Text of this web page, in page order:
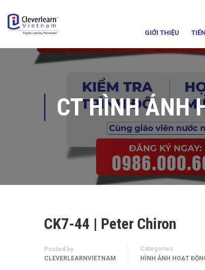
GIỚI THIỆU
CT HÌNH ẢNH
CK7-44 | Peter Chiron
Posted by
CLEVERLEARNVIETNAM
Categories
HÌNH ẢNH HOẠT